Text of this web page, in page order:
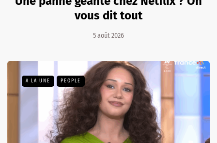
vous dit tout
5 août 2026
A LA UNE PEOPLE